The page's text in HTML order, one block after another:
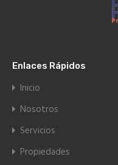
Enlaces Rápidos
Inicio
Nosotros
Servicios
Propiedades